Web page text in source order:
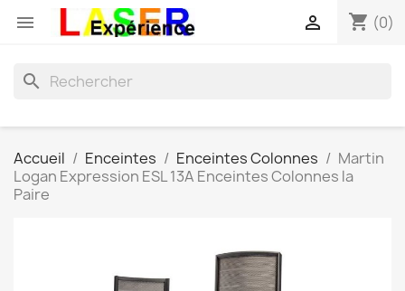
 shopping_cart (0)

search
Accueil Enceintes Enceintes Colonnes
Martin
Logan Expression ESL 13A Enceintes Colonnes la
Paire